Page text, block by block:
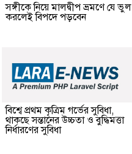
সঙ্গীকে নিয়ে মালদ্বীপ ভ্রমণে যে ভুল
করলেই বিপদে পড়বেন
বিশ্বে প্রথম কৃত্রিম গর্ভের সুবিধা,
থাকছে সন্তানের উচ্চতা ও বুদ্ধিমত্তা
নির্ধারণের সুবিধা